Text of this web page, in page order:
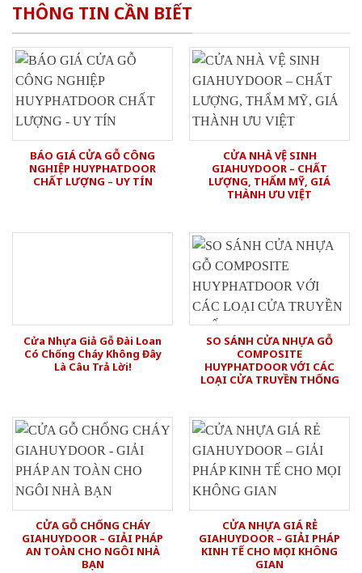
THÔNG TIN CẦN BIẾT
BÁO GIÁ CỬA GỖ CÔNG
NGHIỆP HUYPHATDOOR
CHẤT LƯỢNG – UY TÍN
CỬA NHÀ VỆ SINH
GIAHUYDOOR – CHẤT
LƯỢNG, THẨM MỸ, GIÁ
THÀNH ƯU VIỆT
Cửa Nhựa Giả Gỗ Đài Loan
Có Chống Cháy Không Đây
Là Câu Trả Lời!
SO SÁNH CỬA NHỰA GỖ
COMPOSITE
HUYPHATDOOR VỚI CÁC
LOẠI CỬA TRUYỀN THỐNG
CỬA GỖ CHỐNG CHÁY
GIAHUYDOOR – GIẢI PHÁP
AN TOÀN CHO NGÔI NHÀ
BẠN
CỬA NHỰA GIÁ RẺ
GIAHUYDOOR – GIẢI PHÁP
KINH TẾ CHO MỌI KHÔNG
GIAN